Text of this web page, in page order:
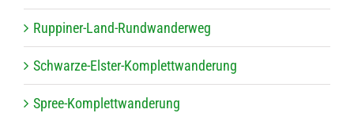
Rup­pi­ner-Land-Rund­wan­der­weg
Schwarze-Els­ter-Kom­plett­wan­de­rung
Spree-Kom­plett­wan­de­rung